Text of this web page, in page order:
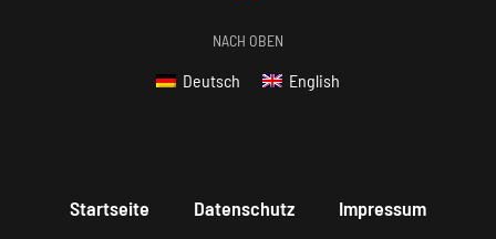
NACH OBEN
Deutsch English
Startseite Datenschutz Impressum